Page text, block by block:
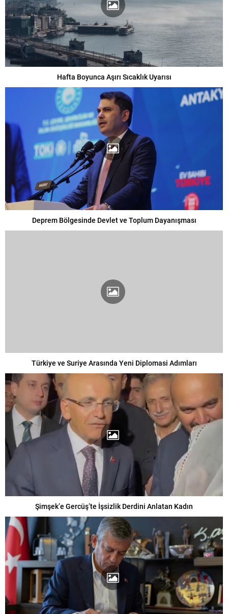
Hafta Boyunca Aşırı Sıcaklık Uyarısı
Deprem Bölgesinde Devlet ve Toplum Dayanışması
Türkiye ve Suriye Arasında Yeni Diplomasi Adımları
Şimşek’e Gercüş’te İşsizlik Derdini Anlatan Kadın